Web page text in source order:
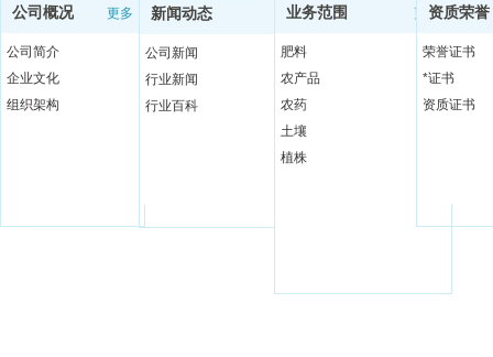
公司概况 更多
公司简介
企业文化
组织架构
新闻动态 更多
公司新闻
行业新闻
行业百科
业务范围 更多
肥料
农产品
农药
土壤
植株
资质荣誉
荣誉证书
*证书
资质证书